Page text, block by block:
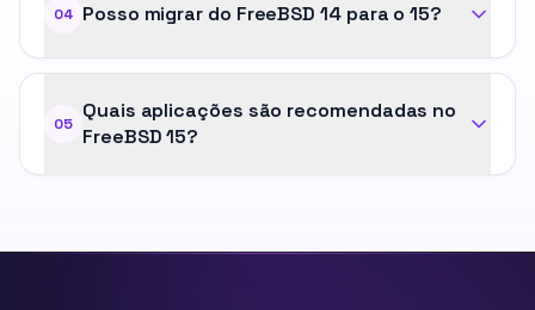
04 Posso migrar do FreeBSD 14 para o 15?
05
Quais aplicações são recomendadas no
FreeBSD 15?